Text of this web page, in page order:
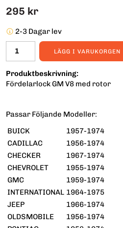
295 kr
2-3 Dagar lev
LÄGG I VARUKORGEN
Produktbeskrivning:
Fördelarlock GM V8 med rotor
Passar Följande Modeller:
BUICK
1957-1974
CADILLAC
1956-1974
CHECKER
1967-1974
CHEVROLET
1955-1974
GMC
1959-1974
INTERNATIONAL 1964-1975
JEEP
1966-1974
OLDSMOBILE
1956-1974